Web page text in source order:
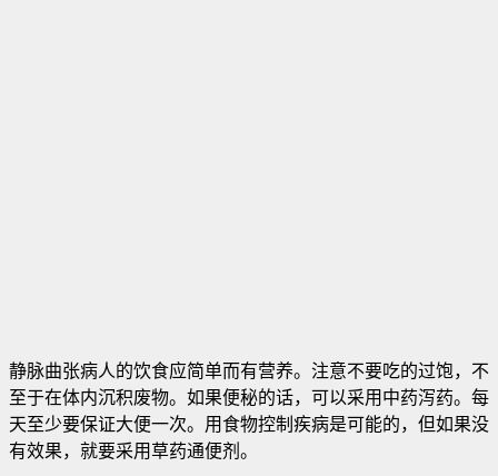
静脉曲张病人的饮食应简单而有营养。注意不要吃的过饱，不
至于在体内沉积废物。如果便秘的话，可以采用中药泻药。每
天至少要保证大便一次。用食物控制疾病是可能的，但如果没
有效果，就要采用草药通便剂。